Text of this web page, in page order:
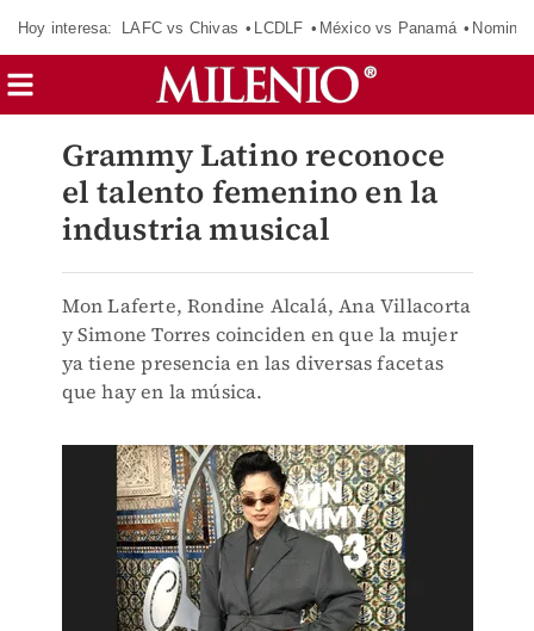
Hoy interesa: LAFC vs Chivas LCDLF México vs Panamá
Grammy Latino reconoce
el talento femenino en la
industria musical
Mon Laferte, Rondine Alcalá, Ana Villacorta
y Simone Torres coinciden en que la mujer
ya tiene presencia en las diversas facetas
que hay en la música.